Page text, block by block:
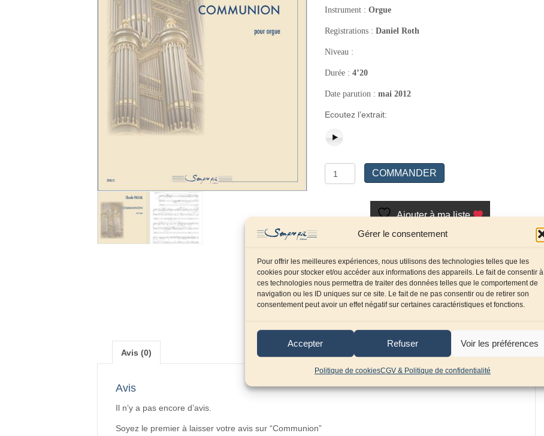
Gérer le consentement
Pour offrir les meilleures expériences, nous utilisons des technologies telles que les
cookies pour stocker et/ou accéder aux informations des appareils. Le fait de consentir à
ces technologies nous permettra de traiter des données telles que le comportement de
navigation ou les ID uniques sur ce site. Le fait de ne pas consentir ou de retirer son
consentement peut avoir un effet négatif sur certaines caractéristiques et fonctions.
Accepter Refuser Voir les préférences
Politique de cookiesCGV & Politique de confidentialité
Instrument :Orgue
Registrations :Daniel Roth
Niveau :
Durée :4’20
Date parution :mai 2012
Ecoutez l’extrait:
quantité
de
COMMANDER
Ajouter à ma liste
Compositeur :Pascal Claude
Avis (0)
Avis
Il n’y a pas encore d’avis.
Soyez le premier à laisser votre avis sur “Communion”